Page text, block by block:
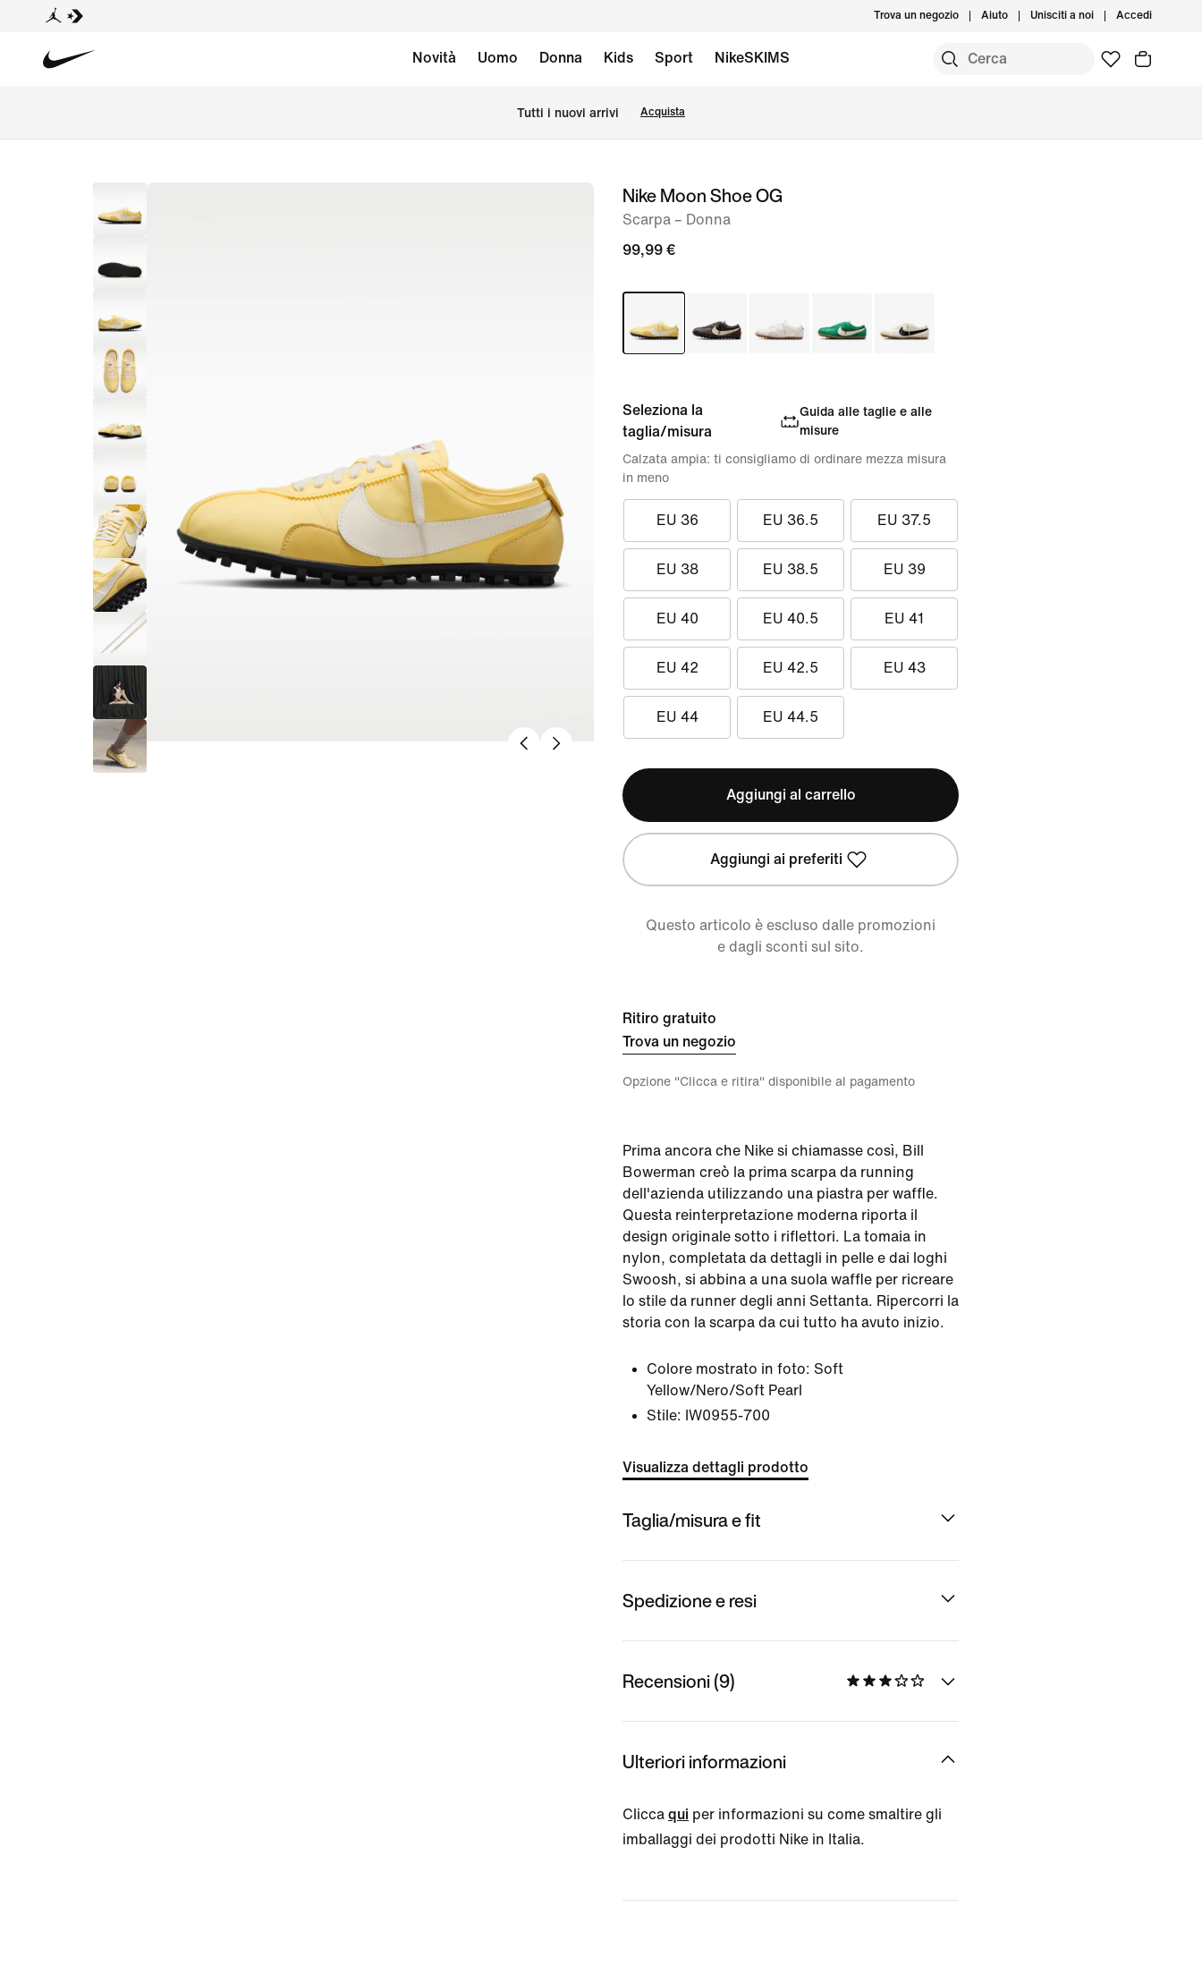
Trova un negozio Aiuto Unisciti a noi Accedi
Novità Uomo Donna Kids Sport NikeSKIMS
Tutti i nuovi arrivi Acquista
immagine
Nike Moon Shoe OG
Scarpa – Donna
99,99 €
Seleziona la
taglia/misura
Guida alle taglie e alle
misure
EU 36 EU 36.5 EU 37.5
EU 38 EU 38.5 EU 39
EU 40 EU 40.5 EU 41
EU 42 EU 42.5 EU 43
EU 44 EU 44.5
Calzata ampia: ti consigliamo di ordinare mezza misura
in meno
Aggiungi al carrello
Aggiungi ai preferiti
Questo articolo è escluso dalle promozioni
e dagli sconti sul sito.
Ritiro gratuito
Trova un negozio
Opzione "Clicca e ritira" disponibile al pagamento
Prima ancora che Nike si chiamasse così, Bill
Bowerman creò la prima scarpa da running
dell'azienda utilizzando una piastra per waffle.
Questa reinterpretazione moderna riporta il
design originale sotto i riflettori. La tomaia in
nylon, completata da dettagli in pelle e dai loghi
Swoosh, si abbina a una suola waffle per ricreare
lo stile da runner degli anni Settanta. Ripercorri la
storia con la scarpa da cui tutto ha avuto inizio.
Colore mostrato in foto: Soft
Yellow/Nero/Soft Pearl
Stile: IW0955-700
Visualizza dettagli prodotto
Taglia/misura e fit
Spedizione e resi
Recensioni (9)
Ulteriori informazioni
Clicca qui per informazioni su come smaltire gli
imballaggi dei prodotti Nike in Italia.